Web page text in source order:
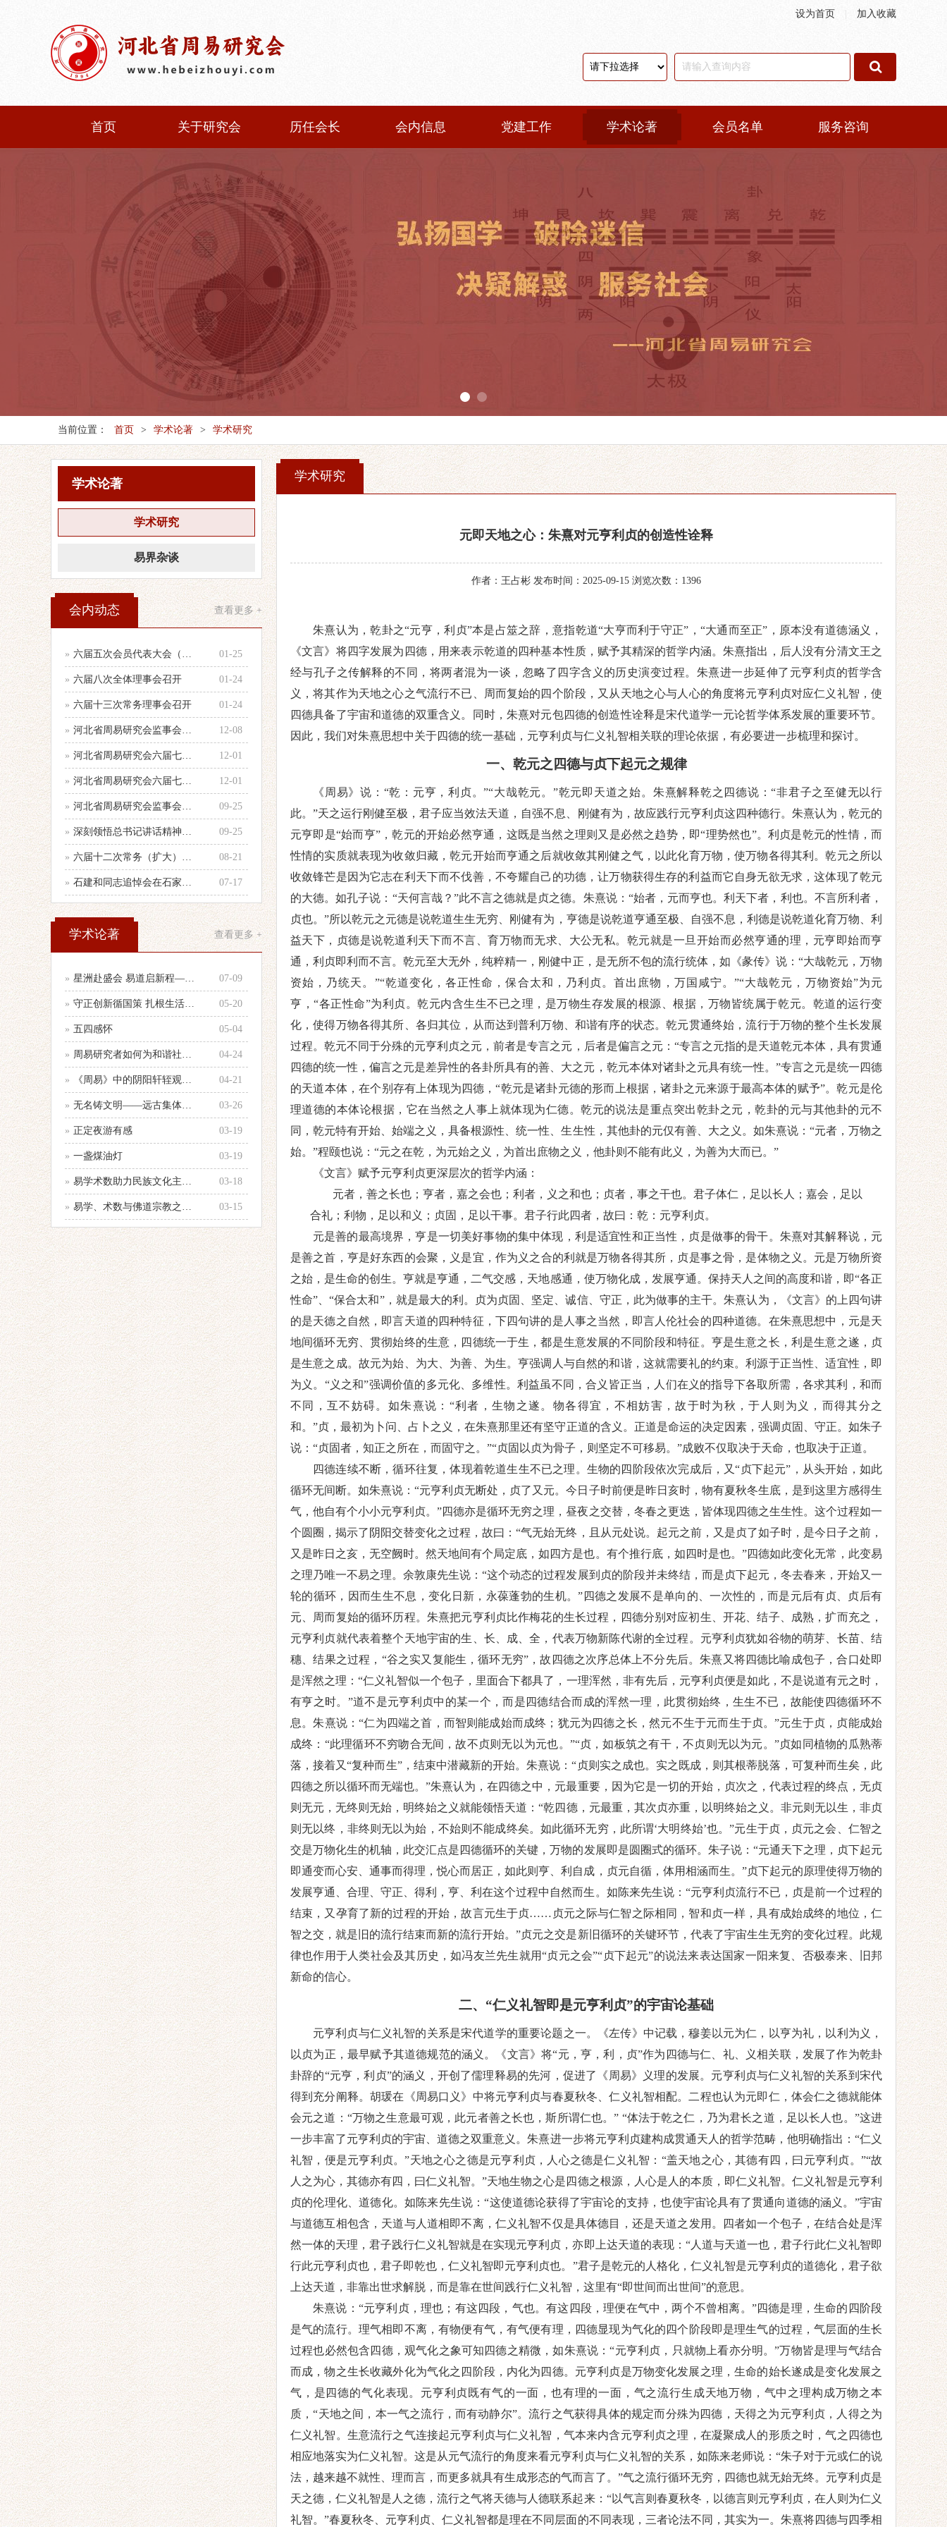
设为首页 加入收藏
首页 关于研究会 历任会长 会内信息 党建工作 学术论著 会员名单 服务咨询
当前位置：
首页 > 学术论著 > 学术研究
学术论著
学术研究
易界杂谈
会内动态 查看更多 +
» 六届五次会员代表大会（乙巳年会）举行 01-25
» 六届八次全体理事会召开 01-24
» 六届十三次常务理事会召开 01-24
» 河北省周易研究会监事会召开年度第二次 12-08
» 河北省周易研究会六届七次全体理事会顺 12-01
» 河北省周易研究会六届七次理事会会议纪 12-01
» 河北省周易研究会监事会召开会议 09-25
» 深刻领悟总书记讲话精神，认真做好当前 09-25
» 六届十二次常务（扩大）会议召开 08-21
» 石建和同志追悼会在石家庄殡仪馆举行 07-17
学术论著 查看更多 +
» 星洲赴盛会 易道启新程——参加第33 07-09
» 守正创新循国策 扎根生活践国学 — 05-20
» 五四感怀 05-04
» 周易研究者如何为和谐社会建设服务的心 04-24
» 《周易》中的阴阳轩轾观念浅析——以十 04-21
» 无名铸文明——远古集体智慧的文化图腾 03-26
» 正定夜游有感 03-19
» 一盏煤油灯 03-19
» 易学术数助力民族文化主体性建设 03-18
» 易学、术数与佛道宗教之辨别 03-15
学术研究
元即天地之心：朱熹对元亨利贞的创造性诠释
作者：王占彬 发布时间：2025-09-15 浏览次数：1396
朱熹认为，乾卦之“元亨 ，利贞”本是占筮之辞，意指乾道“大亨而利于守正” ， “大通而至正” ， 原本没有道德涵义 ，
《文言》将四字发展为四德，用来表示乾道的四种基本性质，赋予其精深的哲学内涵。朱熹指出，后人没有分清文王之
经与孔子之传解释的不同，将两者混为一谈，忽略了四字含义的历史演变过程。朱熹进一步延伸了元亨利贞的哲学含
义，将其作为天地之心之气流行不已、周而复始的四个阶段 ， 又 从天地之心与人心的角度将元亨利贞对应仁义礼智，使
四德具备了宇宙和道德的双重含义。
同时，朱熹对元包四德的创造性诠释是宋代道学一元论哲学体系发展的重要环节。
因此，我们对朱熹思想中关于四德的统一基础， 元亨利贞与仁义礼智相关联的理论依据 ，有必要进一步梳理和探讨。
一、乾元之 四德与贞下起元之规律
《 周易》说 ： “乾 ： 元亨 ，利贞。”“大哉乾元。 ”乾元即天道之始。朱熹解释乾之四德说：“非君子之至健无以行
此。”天之运行刚健至极，君子应当效法天道，自强不息、刚健有为，故应践行元亨利贞这四种德行。朱熹认为 ， 乾元的
元亨即是“始而亨”，乾元的开始必然亨通，这既是当然之理则又是必然之趋势，即“理势然也”。利贞是乾元的性情，而
性情的实质就表现为收敛归藏，乾元开始而亨通之后就收敛其刚健之气，以此化育万物，使万物各得其利。乾元之所以
收敛锋芒是因为它志在利天下而不伐善，不夸耀自己的功德，让万物获得生存的利益而它自身无欲无求，这体现了乾元
的大德。如孔子说： “天何言哉？”此不言之德就是贞之德。朱熹说：“始者，元而亨也。利天下者，利也。不言所利者，
贞也。”所以乾元之元德是说乾道生生无穷、刚健有为，亨德是说乾道亨通至极、自强不息，利德是说乾道化育万物、利
益天下，贞德是说乾道利天下而不言、育万物而无求、 大公无私。 乾元就是一旦开始而必然亨通的理，元亨即始而亨
通，利贞即利而不言。乾元至大无外，纯粹精一，刚健中正，是无所不包的流行统体，如 《彖传》说： “大哉乾元，万物
资始，乃统天。 ”“乾道变化，各正性命，保合太和，乃利贞。首出庶物，万国咸宁。”“大哉乾元，万物资始”为元
亨，“各正性命”为利贞。乾元内含生生不已之理，是万物生存发展的根源、根据 ，万物皆统属于乾元。 乾道的运行变
化，使得万物各得其所、 各归其位 ，从而达到普利万物、 和谐有序的状态。乾元贯通终始，流行于万物的整个生长发展
过程。乾元不同于分殊的元亨利贞之元，前者是专言之元 ， 后者是偏言之元： “专言之元指的是天道乾元本体，具有贯通
四德的统一性，偏言之元是差异性的各卦所具有的善、大之元， 乾元本体对诸卦之元具有统一性。 ”专言之元是统一四德
的天道本体，在个别存有上体现为四德 ，“乾元是诸卦元德的形而上根据，诸卦之元来源于最高本体的赋予”。乾元是伦
理道德的本体论根据 ，它在当然之人事上 就体现为仁德。乾元的说法是重点突出乾卦之元，乾卦的元与其他卦的元不
同，乾元特有开始、始端之义，具备根源性、统一性、生生性 ， 其他卦的元仅有善、大之义。如朱熹说： “元者，万物之
始。”程颐也说： “元之在乾 ，为元始之义，为首出庶物之义，他卦则不能有此义，为善为大而已。 ”
《文言》赋予元亨利贞更深层次的哲学内涵：
元者，善之长也；亨者，嘉之会也；利者，义之和也；贞者，事之干也。君子体仁，足以长人；嘉会，足以
合礼；利物，足以和义；贞固，足以干事。君子行此四者，故曰：乾：元亨利贞。
元是善的最高境界，亨是一切美好事物的集中体现，利是适宜性和正当性，贞是做事的骨干。朱熹对其解释说，元
是善之首 ，亨是好东西的会聚 ， 义是宜 ，作为义之合的利就是万物各得其所，贞是事之骨，是体物之义。 元是万物所资
之始， 是生命的创生。亨就是亨通 ， 二气交感，天地感通，使万物化成，发展亨通。 保持天人之间的高度和谐，即“各正
性命”、“保合太和”，就是最大的利。贞为贞固、坚定、诚信、 守正 ，此为做事的主干。朱熹认为，《文言》的上四句讲
的是天德之自然，即言天道的四种特征，下四句讲的是人事之当然，即言人伦社会的四种道德。在朱熹思想中，元是天
地间循环无穷、贯彻始终的生意，四德统一于生，都是生意发展的不同阶段和特征。亨是生意之长，利是生意之遂，贞
是生意之成。故元为始、为大、为善、为生。亨强调人与自然的和谐，这就需要礼的约束。利源于正当性、适宜性，即
为义。 “义之和”强调价值的多元化、多维性。利益虽不同，合义皆正当 ，人们在义的指导下各取所需，各求其利
，和而
不同，互不妨碍。如朱熹说： “利者，生物之遂。物各得宜，不相妨害，故于时为秋，于人则为义，而得其分之
和。”贞，最初为卜问、 占卜之义，在朱熹那里还有坚守正道的含义。 正道是命运的决定因素，强调贞固、守正。如朱子
说： “贞固者，知正之所在，而固守之。”“贞固以贞为骨子，则坚定不可移易。 ”成败不仅取决于天命， 也取决于正道。
四德连续不断，循环往复，体现着乾道生生不已之理。生物的四阶段依次完成后，又“贞下起元”，从头开始，如此
循环无间断。如朱熹说：“元亨利贞无断处，贞了又元。今日子时前便是昨日亥时，物有夏秋冬生底，是到这里方感得生
气，他自有个小小元亨利贞。”四德亦是循环无穷之理，昼夜之交替，冬春之更迭，皆体现四德之生生性。这个过程如一
个圆圈，揭示了阴阳交替变化之过程，故曰：“气无始无终，且从元处说。起元之前，又是贞了如子时，是今日子之前，
又是昨日之亥，无空阙时。然天地间有个局定底，如四方是也。有个推行底，如四时是也。”四德如此变化无常，此变易
之理乃唯一不易之理。余敦康先生说：“这个动态的过程发展到贞的阶段并未终结，而是贞下起元，冬去春来，开始又一
轮的循环，因而生生不息，变化日新，永葆蓬勃的生机。” 四德之发展不是单向的、一次性的，而是元后有贞、贞后有
元、周而复始的循环历程。朱熹把元亨利贞比作梅花的生长过程，四德分别对应初生、开花、结子、成熟，扩而充之，
元亨利贞就代表着整个天地宇宙的生、长、成、全 ， 代表万物新陈代谢的全过程。元亨利贞犹如谷物的萌芽、长苗、结
穗、结果之过程， “谷之实又复能生，循环无穷” ，故四德之次序总体上不分先后。朱熹又将四德比喻成包子 ，合口处即
是浑然之理 ：“仁义礼智似一个包子，里面合下都具了，一理浑然，非有先后，元亨利贞便是如此，不是说道有元之时，
有亨之时。”道不是元亨利贞中的某一个，而是四德结合而成的浑然一理 ，此贯彻始终，生生不已，故能使四德循环不
息。朱熹说：“仁为四端之首，而智则能成始而成终；犹元为四德之长，然元不生于元而生于贞。”元生于贞，贞能成始
成终 ： “此理循环不穷吻合无间，故不贞则无以为元也。 ”“贞，如板筑之有干，不贞则无以为元。 ”贞如同植物的瓜熟蒂
落，接着又“复种而生”，结束中潜藏新的开始。朱熹说：“贞则实之成也。实之既成，则其根蒂脱落，可复种而生矣，此
四德之所以循环而无端也。”朱熹认为，在四德之中，元最重要，因为它是一切的开始，贞次之，代表过程的终点，无贞
则无元，无终则无始，明终始之义就能领悟天道：“乾 四德，元最重，其次贞亦重，以明终始之义。非元则无以生，非贞
则无以终，非终则无以为始，不始则不能成终矣。如此循环无穷，此所谓‘大明终始’也。”元生于贞，贞元之会、仁智之
交是万物化生的机轴 ，此交汇点是四德循环的关键 ，万物的发展即是圆圈式的循环。 朱子说： “元通天下之理，贞下起元
即通变而心安、通事而得理，悦心而居正，如此则亨、利自成，贞元自循，体用相涵而生。”贞下起元的原理使得万物的
发展亨通、合理、守正、得利
，亨、利在这个过程中自然而生 。如陈来先生说： “元亨利贞流行不已，贞是前一个过程的
结束，又孕育了新的过程的开始，故言元生于贞……贞元之际与仁智之际相同，智和贞一样，具有成始成终的地位，仁
智之交，就是旧的流行结束而新的流行开始。”贞元之交是新旧循环的关键环节，代表了宇宙生生无穷的变化过程。 此规
律也作用于 人类社会及其历史 ，如冯友兰先生就用“贞元之会”“贞下起元”的说法来表达国家一阳来复、否极泰来、旧邦
新命的信心。
二、 “仁义礼智即是元亨利贞”的宇宙论基础
元亨利贞与仁义礼智的关系是宋代道学的重要论题之一。
《左传》中记载，穆姜以元为仁，以亨为礼，以利为义，
以贞为正，最早赋予其道德规范的涵义。《文言》将“元，亨，利，贞”作为四德与仁 、礼、 义相关联，发展了作为乾卦
卦辞的“元亨，利贞”的涵义，开创了儒理释易的先河 ， 促进了《周易》义理的发展。元亨利贞与仁义礼智的关系到宋代
得到充分阐释。胡瑗在《周易口义》中将元亨利贞与春夏秋冬、仁义礼智相配。二程也认为元即仁 ，体会仁之德就能体
会元之道： “万物之生意最可观，此元者善之长也，斯所谓仁也。” “体法于乾之仁，乃为君长之道，足以长人也。 ”这进
一步丰富了元亨利贞的宇宙 、道德之双重意义。朱熹进一步将元亨利贞建构成贯通天人的哲学范畴， 他明确指出：“仁义
礼智，便是元亨利贞。”天地之心之德是元亨利贞，人心之德是仁义礼智： “盖天地之心，其德有四，曰元亨利贞。”“故
人之为心，其德亦有四，曰仁义礼智。”天地生物之心是四德之根源，人心是 人的本质，即仁义礼智。仁义礼智是元亨利
贞的伦理化、道德化。 如陈来先生说：“这使道德论获得了宇宙论的支持，也使宇宙论具有了贯通向道德的涵义。”宇宙
与道德互相包含，天道与人道相即不离， 仁义礼智不仅是具体德目
，还是天道之发用。四者如一个包子，在结合处是浑
然一体的天理 ，君子践行仁义礼智就是在实现元亨利贞，亦即上达天道的表现： “人道与天道一也，君子行此仁义礼智即
行此元亨利贞也，君子即乾也，仁义礼智即元亨利贞也。 ”君子是乾元的人格化，仁义礼智是元亨利贞的道德化，君子欲
上达天道，非靠出世求解脱，而是靠在世间践行仁义礼智 ， 这里有“即世间而出世间”的意思。
朱熹说： “元亨利贞，理也；有这四段，气也。有这四段，理便在气中，两个不曾相离。”四德是理，生命的四阶段
是气的流行。理气相即不离，有物便有气，有气便有理， 四德显现为气化的四个阶段即是理生气的过程，气层面的生长
过程也必然包含四德，观气化之象可知四德之精微，如朱熹说：“元亨利贞，只就物上看亦分明。”万物皆是理与气结合
而成，物之生长收藏外化为气化之四阶段，内化为四德。 元亨利贞是万物变化发展之理，生命的始长遂成是变化发展之
气，是四德的气化表现。元亨利贞既有气的一面，也有理的一面，气之流行生成天地万物，气中之理构成万物之本
质 ，“天地之间，本一气之流行，而有动静尔”。流行之气获得具体的规定而分殊为四德 ， 天得之为元亨利贞，人得之为
仁义礼智。生意流行之气连接起元亨利贞与仁义礼智 ， 气本来内含元亨利贞之理，在凝聚成人的形质之时，气之四德也
相应地落实为仁义礼智。这是从元气流行的角度来看元亨利贞与仁义礼智的关系，如陈来老师说： “朱子对于元或仁的说
法，越来越不就性、理而言，而更多就具有生成形态的气而言了 。 ”气之流行循环无穷，四德也就无始无终。 元亨利贞是
天之德，仁义礼智是人之德 ，流行之气将天德与人德联系起来： “以气言则春夏秋冬，以德言则元亨利贞，在人则为仁义
礼智。”春夏秋冬、元亨利贞、仁义礼智都是理在不同层面的不同表现， 三者论法不同，其实为一。朱熹将四德与四季相